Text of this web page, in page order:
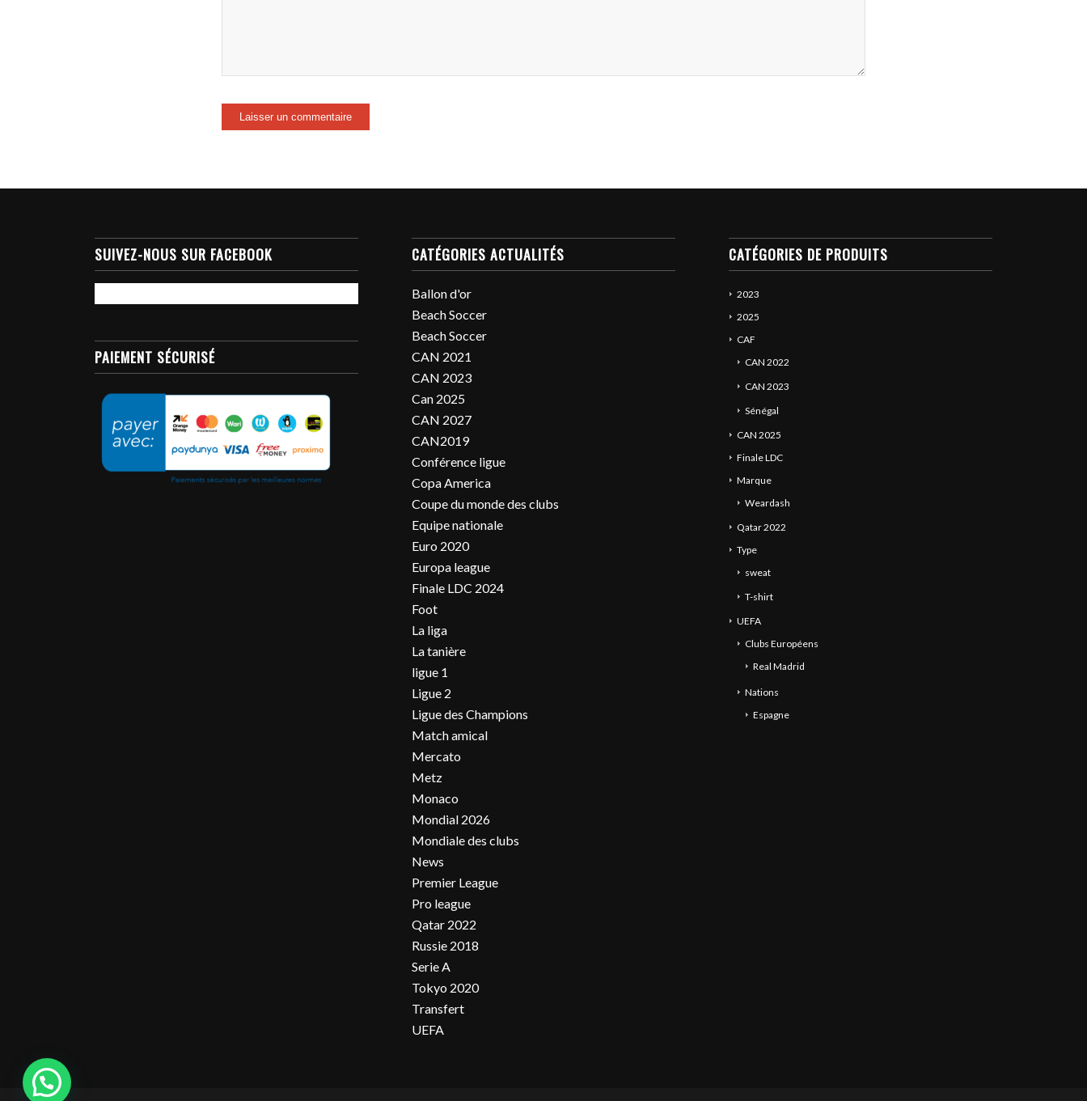
SUIVEZ-NOUS SUR FACEBOOK
PAIEMENT SÉCURISÉ
CATÉGORIES ACTUALITÉS
Ballon d'or
Beach Soccer
Beach Soccer
CAN 2021
CAN 2023
Can 2025
CAN 2027
CAN2019
Conférence ligue
Copa America
Coupe du monde des clubs
Equipe nationale
Euro 2020
Europa league
Finale LDC 2024
Foot
La liga
La tanière
ligue 1
Ligue 2
Ligue des Champions
Match amical
Mercato
Metz
Monaco
Mondial 2026
Mondiale des clubs
News
Premier League
Pro league
Qatar 2022
Russie 2018
Serie A
Tokyo 2020
Transfert
UEFA
CATÉGORIES DE PRODUITS
2023
2025
CAF
CAN 2022
CAN 2023
Sénégal
CAN 2025
Finale LDC
Marque
Weardash
Qatar 2022
Type
sweat
T-shirt
UEFA
Clubs Européens
Real Madrid
Nations
Espagne